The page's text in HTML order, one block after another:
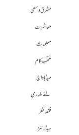
مشرق وسطی
معاشرت
معلومات
منتخب کالم
میڈیا واچ
نئے لکھاری
نقطہ نظر
ہیڈلائنز